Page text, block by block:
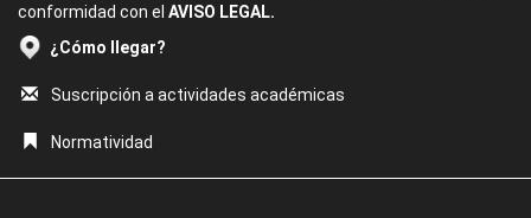
conformidad con el AVISO LEGAL.
¿Cómo llegar?
Suscripción a actividades académicas
Normatividad